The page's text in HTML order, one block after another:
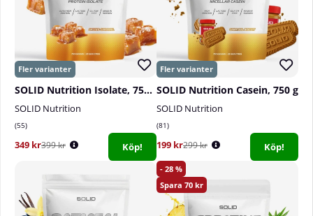
SOLID Nutrition Isolate, 750 g
SOLID Nutrition
55
349 kr399 kr Köp!
SOLID Nutrition Casein, 750 g
SOLID Nutrition
81
199 kr299 kr Köp!
28
70